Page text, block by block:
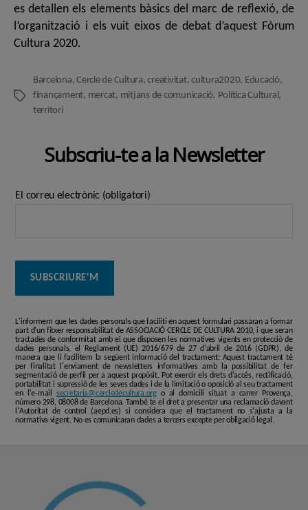
es detallen els elements bàsics del marc de reflexió, de
l’organització i els vuit eixos de debat d’aquest Fòrum
Cultura 2020.
Etiquetes
Barcelona,Cercle de Cultura,creativitat,cultura2020, Educació,
finançament, mercat, mitjans de comunicació, Política Cultural,
territori
Subscriu-te a la Newsletter
El correu electrònic (obligatori)
L'informem que les dades personals que faciliti en aquest formulari passaran a formar
part d'un fitxer responsabilitat de ASSOCIACIÓ CERCLE DE CULTURA 2010, i que seran
tractades de conformitat amb el que disposen les normatives vigents en protecció de
dades personals, el Reglament (UE) 2016/679 de 27 d'abril de 2016 (GDPR), de
manera que li facilitem la següent informació del tractament: Aquest tractament té
per finalitat l'enviament de newsletters informatives amb la possibilitat de fer
segmentació de perfil per a aquest propòsit. Pot exercir els drets d'accés, rectificació,
portabilitat i supressió de les seves dades i de la limitació o oposició al seu tractament
en l'e-mail secretaria@cercledecultura.orgo al domicili situat a carrer Provença,
número 298, 08008 de Barcelona. També te el dret a presentar una reclamació davant
l'Autoritat de control (aepd.es) si considera que el tractament no s'ajusta a la
normativa vigent. No es comunicaran dades a tercers excepte per obligació legal.